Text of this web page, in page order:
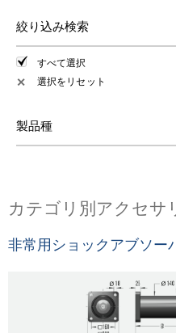
絞り込み検索
すべて選択
✕ 選択をリセット
製品種
カテゴリ別アクセサ
非常用ショックアブソー